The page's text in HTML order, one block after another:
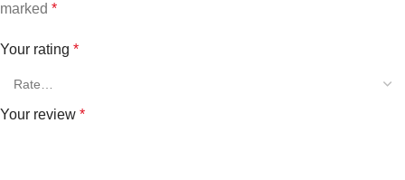
marked *
Your rating *
Your review *